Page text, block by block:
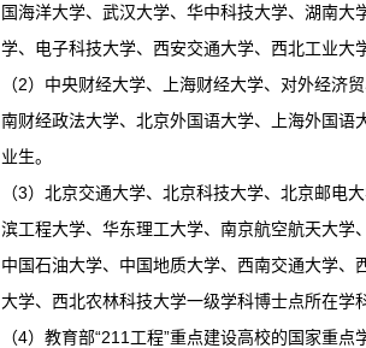
国海洋大学、武汉大学、华中科技大学、湖南
学、电子科技大学、西安交通大学、西北工业大
（2）中央财经大学、上海财经大学、对外经济
南财经政法大学、北京外国语大学、上海外国
业生。
（3）北京交通大学、北京科技大学、北京邮电
滨工程大学、华东理工大学、南京航空航天大学
中国石油大学、中国地质大学、西南交通大学
大学、西北农林科技大学一级学科博士点所在学
（4）教育部“211工程”重点建设高校的国家重点